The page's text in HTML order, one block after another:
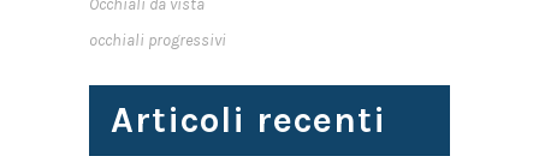
Occhiali da vista
occhiali progressivi
Articoli recenti